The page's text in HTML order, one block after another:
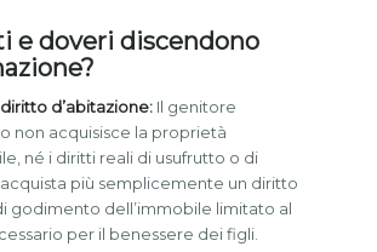
e doveri discendono
d’abitazione:Il genitore
non acquisisce la proprietà
né i diritti reali di usufrutto o di
più semplicemente un diritto
godimento dell’immobile limitato al
per il benessere dei figli.